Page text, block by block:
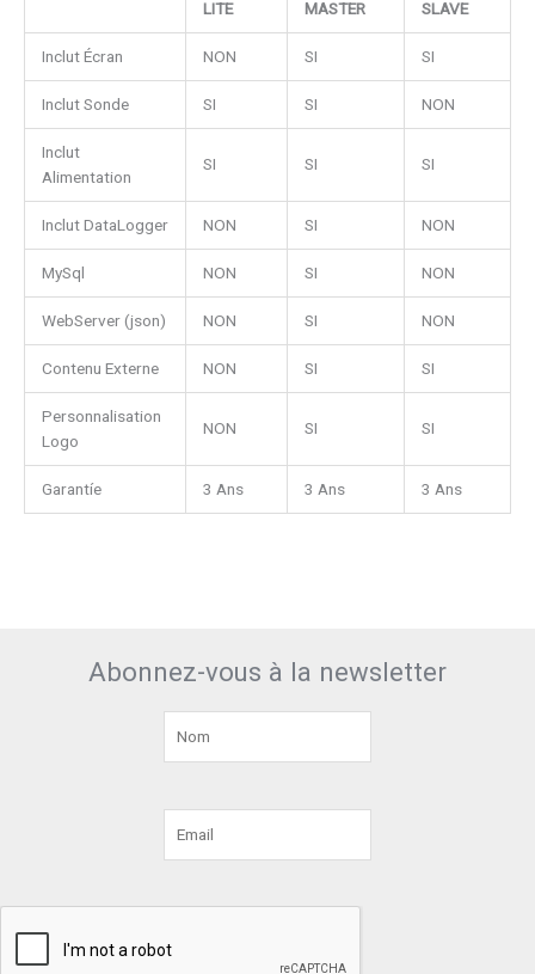
LITE
MASTER
SLAVE
Inclut Écran NON SI SI
Inclut Sonde SI SI NON
Inclut
Alimentation
SI SI SI
Inclut DataLogger NON SI NON
MySql NON SI NON
WebServer (json) NON SI NON
Contenu Externe NON SI SI
Personnalisation
Logo
NON SI SI
Garantíe 3 Ans 3 Ans 3 Ans
Abonnez-vous à la newsletter